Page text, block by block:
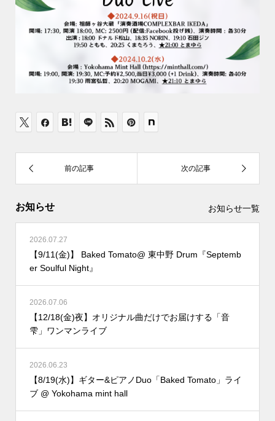
お知らせ お知らせ一覧
2026.07.27
【9/11(金)】 Baked Tomato@ 東中野 Drum『Septemb
er Soulful Night』
2026.07.06
【12/18(金)夜】オリジナル曲だけでお届けする「音
雫」ワンマンライブ
2026.06.23
【8/19(水)】ギター&ピアノDuo「Baked Tomato」ライ
ブ @ Yokohama mint hall